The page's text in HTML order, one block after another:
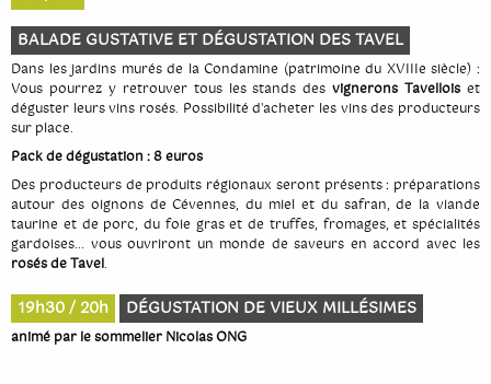
BALADE GUSTATIVE ET DÉGUSTATION DES TAVEL
Dans les jardins murés de la Condamine (patrimoine du XVIIIe siècle) :
Vous pourrez y retrouver tous les stands desvignerons Tavellois et
déguster leurs vins rosés. Possibilité d'acheter les vins des producteurs
sur place.
Pack de dégustation : 8 euros
Des producteurs de produits régionaux seront présents : préparations
autour des oignons de Cévennes, du miel et du safran, de la viande
taurine et de porc, du foie gras et de truffes, fromages, et spécialités
gardoises… vous ouvriront un monde de saveurs en accord avec les
rosés de Tavel.
19h30 / 20h DÉGUSTATION DE VIEUX MILLÉSIMES
animé par le sommelier Nicolas ONG